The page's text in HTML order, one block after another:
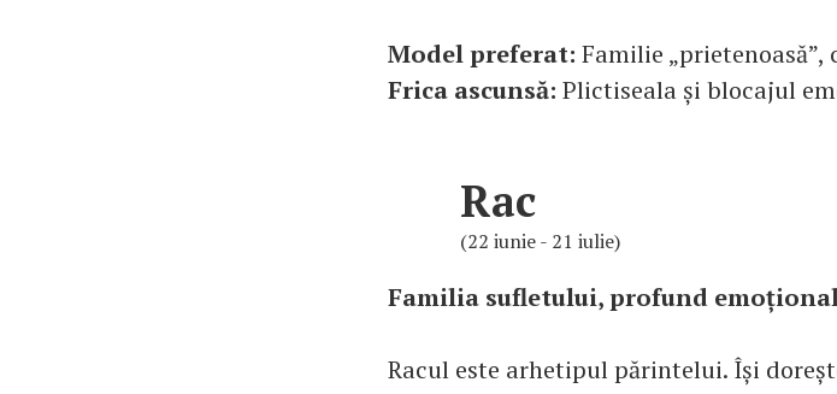
Model preferat: Familie
Frica ascunsă: Plictiseala și blocajul
Rac
(22 iunie - 21 iulie)
Familia sufletului, profund
Racul este arhetipul părintelui. Își